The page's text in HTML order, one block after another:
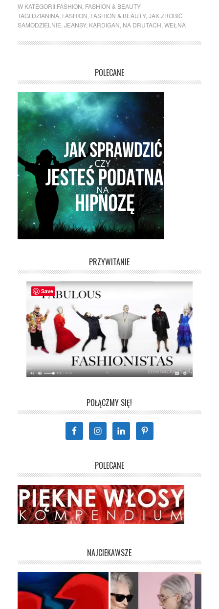
W KATEGORII:FASHION FASHION & BEAUTY
TAGI:DZIANINA, FASHION FASHION & BEAUTY, JAK ZROBIĆ
SAMODZIELNIE JEANSY, KARDIGAN NA DRUTACH WEŁNA
POLECANE
PRZYWITANIE
POŁĄCZMY SIĘ!
POLECANE
NAJCIEKAWSZE
Save